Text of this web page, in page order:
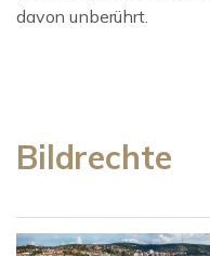
davon unberührt.
Bildrechte